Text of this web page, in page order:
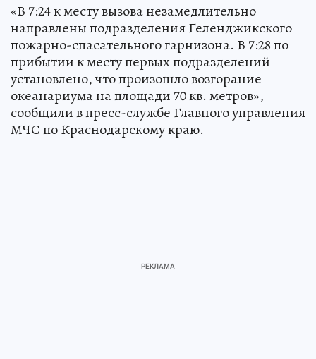
«В 7:24 к месту вызова незамедлительно
направлены подразделения Геленджикского
пожарно-спасательного гарнизона. В 7:28 по
прибытии к месту первых подразделений
установлено, что произошло возгорание
океанариума на площади 70 кв. метров», –
сообщили в пресс-службе Главного управления
МЧС по Краснодарскому краю.